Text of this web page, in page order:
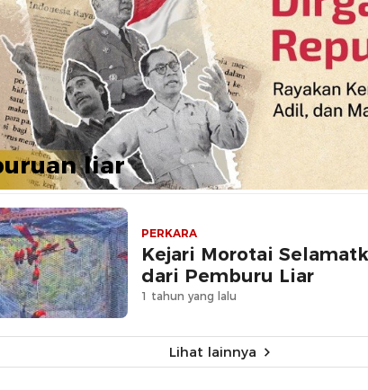
liar
PERKARA
Kejari Morotai
dari Pemburu Liar
1 tahun yang lalu
Lihat lainnya